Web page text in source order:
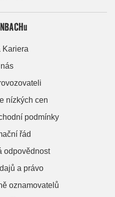
Kariera
nízkých cen
podmínky
řád
odpovědnost
a právo
oznamovatelů